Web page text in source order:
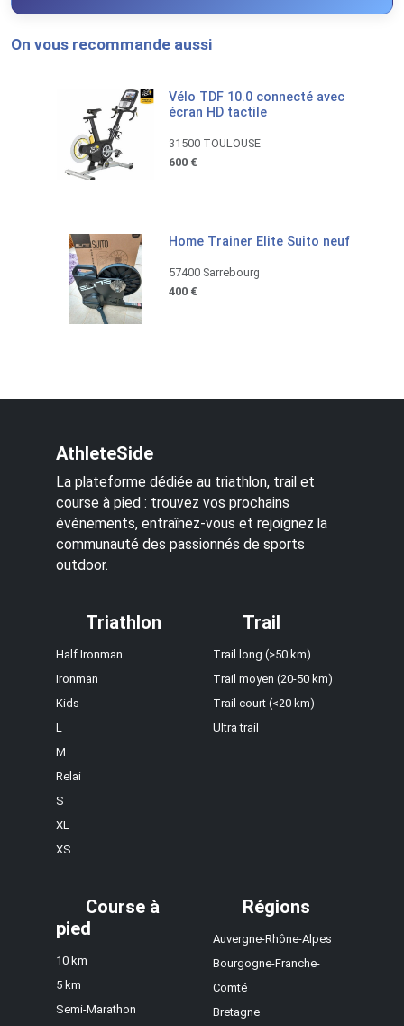
On vous recommande aussi
Vélo TDF 10.0 connecté avec
écran HD tactile
31500 TOULOUSE
600 €
Home Trainer Elite Suito neuf
57400 Sarrebourg
400 €
AthleteSide
La plateforme dédiée au triathlon, trail et
course à pied : trouvez vos prochains
événements, entraînez-vous et rejoignez la
communauté des passionnés de sports
outdoor.
Triathlon
Half Ironman
Ironman
Kids
L
M
Relai
S
XL
XS
Trail
Trail long (>50 km)
Trail moyen (20-50 km)
Trail court (<20 km)
Ultra trail
Course à
pied
10 km
5 km
Semi-Marathon
Régions
Auvergne-Rhône-Alpes
Bourgogne-Franche-
Comté
Bretagne